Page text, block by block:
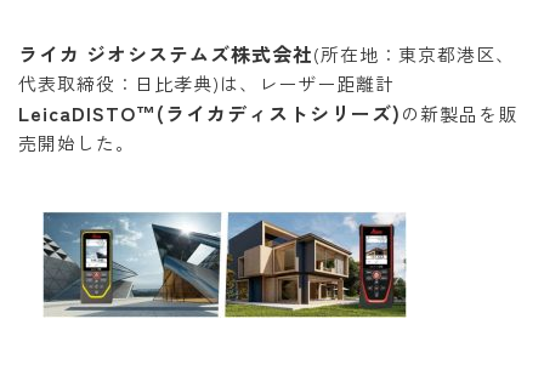
ライカ ジオシステムズ株式会社(所在地：東京都港区、
代表取締役：日比孝典)は、レーザー距離計
LeicaDISTO™(ライカディストシリーズ)の新製品を販
売開始した。